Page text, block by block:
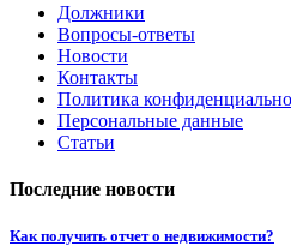
Должники
Вопросы-ответы
Новости
Контакты
Политика
Персональные данные
Статьи
Последние новости
Как получить отчет о недвижимости?